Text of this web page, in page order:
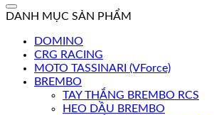
DANH MỤC SẢN PHẨM
DOMINO
CRG RACING
MOTO TASSINARI (VForce)
BREMBO
TAY THẮNG BREMBO RCS
HEO DẦU BREMBO